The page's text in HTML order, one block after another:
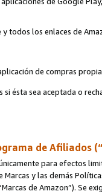
todos los enlaces de
de compras
ésta sea aceptada o
de Afiliados
para efectos
y las demás
de Amazon”). Se